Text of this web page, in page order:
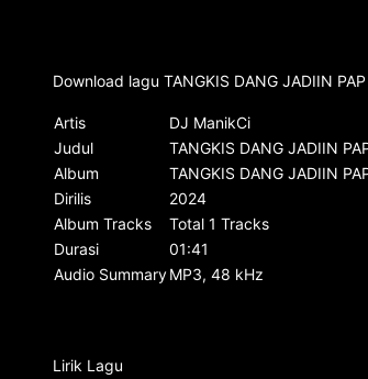
Download lagu TANGKIS DANG JADIIN
Artis
DJ ManikCi
Judul
TANGKIS DANG JADIIN
Album
TANGKIS DANG JADIIN
Dirilis
2024
Album Tracks
Total 1 Tracks
Durasi
01:41
Audio SummaryMP3, 48 kHz
Lirik Lagu